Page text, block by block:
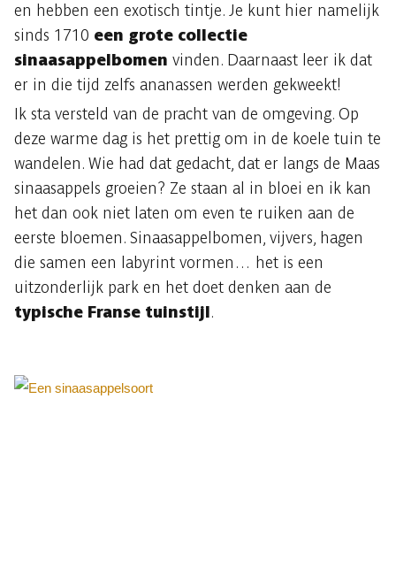
en hebben een exotisch tintje. Je kunt hier namelijk
sinds 1710 een grote collectie
sinaasappelbomen vinden. Daarnaast leer ik dat
er in die tijd zelfs ananassen werden gekweekt!
Ik sta versteld van de pracht van de omgeving. Op
deze warme dag is het prettig om in de koele tuin te
wandelen. Wie had dat gedacht, dat er langs de Maas
sinaasappels groeien? Ze staan al in bloei en ik kan
het dan ook niet laten om even te ruiken aan de
eerste bloemen. Sinaasappelbomen, vijvers, hagen
die samen een labyrint vormen… het is een
uitzonderlijk park en het doet denken aan de
typische Franse tuinstijl.